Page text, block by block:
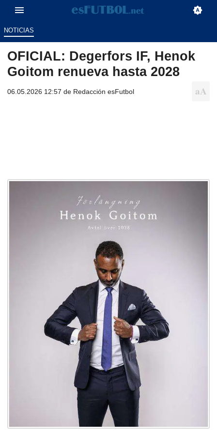
NOTICIAS
OFICIAL: Degerfors IF, Henok
Goitom renueva hasta 2028
06.05.2026 12:57 de Redacción esFutbol